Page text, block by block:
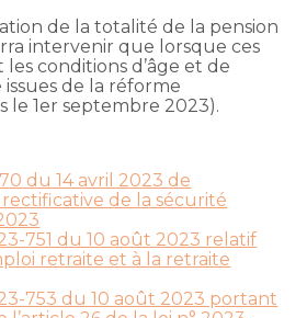
de la totalité de la pension
intervenir que lorsque ces
conditions d’âge et de
issues de la réforme
le 1er septembre 2023).
du 14 avril 2023 de
de la sécurité
751 du 10 août 2023 relatif
retraite et à la retraite
753 du 10 août 2023 portant